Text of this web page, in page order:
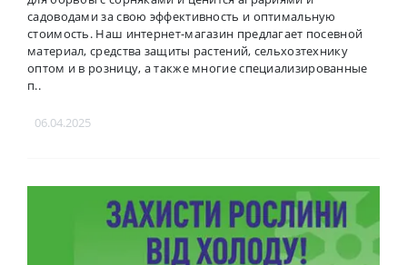
садоводами за свою эффективность и оптимальную
стоимость. Наш интернет-магазин предлагает посевной
материал, средства защиты растений, сельхозтехнику
оптом и в розницу, а также многие специализированные
п..
06.04.2025